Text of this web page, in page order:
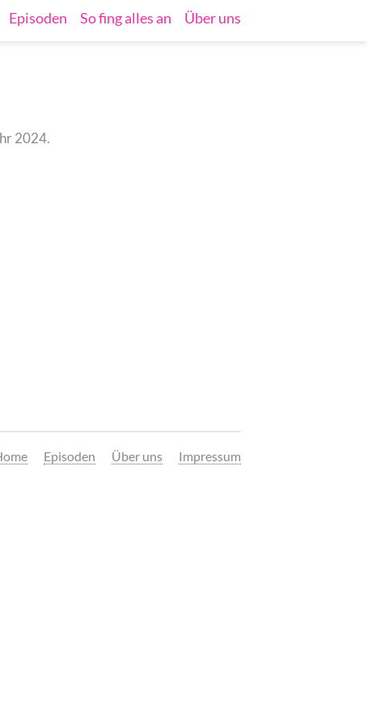
Episoden So fing alles an Über uns
2024.
Episoden Über uns Impressum